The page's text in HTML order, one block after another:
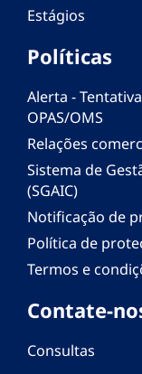
Estágios
Políticas
Alerta -
OPAS/OMS
Relações
Sistema de
(SGAIC)
Notificação de
Política de
Termos e
Contate-
Consultas